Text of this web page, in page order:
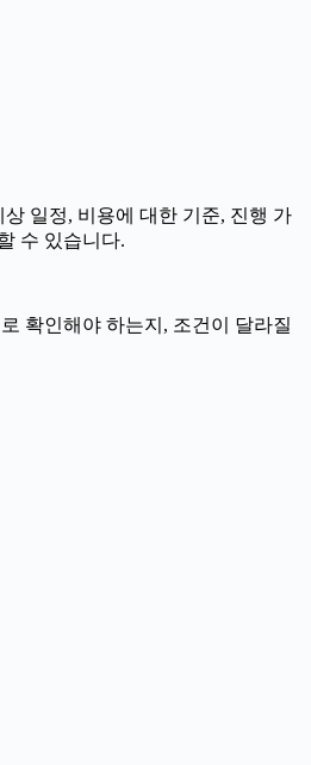
일정, 비용에 대한 기준, 진행 가
수 있습니다.
확인해야 하는지, 조건이 달라질